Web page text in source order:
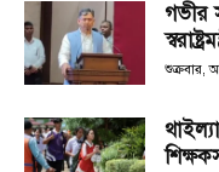
গভীর
শুক্রবার,